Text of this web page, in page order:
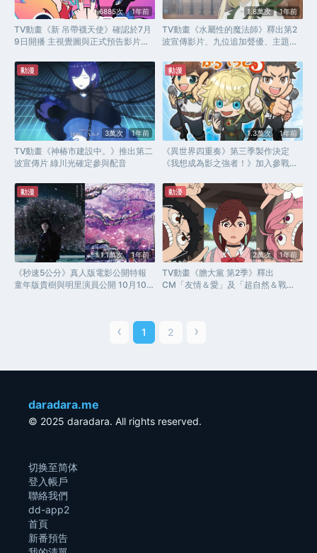
6885次 1年前
TV動畫《新 吊帶襪天使》確認於7月
9日開播 主視覺圖與正式預告影片公
1.8萬次 1年前
TV動畫《水屬性的魔法師》釋出第2
波宣傳影片、九位追加聲優、主題曲
3萬次 1年前
動漫
TV動畫《神椿市建設中。》推出第二
波宣傳片 綠川光確定參與配音
1.3萬次 1年前
動漫
《異世界四重奏》第三季製作決定
《我想成為影之強者！》加入參戰行
1.1萬次 1年前
動漫
《秒速5公分》真人版電影公開特報
童年版貴樹與明里演員公開 10月10日
2萬次 1年前
動漫
TV動畫《膽大黨 第2季》釋出
CM「友情＆愛」及「超自然＆戰
‹ 1 2 ›
daradara.me
© 2025 daradara. All rights reserved.
切换至简体
登入帳戶
聯絡我們
dd-app2
首頁
新番預告